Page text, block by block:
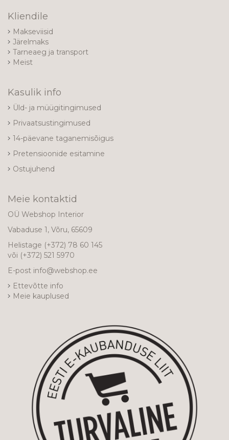
Kliendile
Makseviisid
Järelmaks
Tarneaeg ja transport
Meist
Kasulik info
Üld- ja müügitingimused
Privaatsustingimused
14-päevane taganemisõigus
Pretensioonide esitamine
Ostujuhend
Meie kontaktid
OÜ Webshop Interior
Vabaduse 1, Võru, 65609
Helistage (+372) 78 60 145
või (+372) 521 5970
E-post info@webshop.ee
Ettevõtte info
Meie kauplused